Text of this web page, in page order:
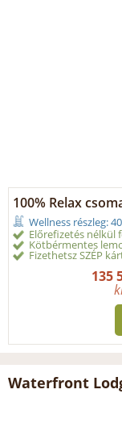
100% Relax
Wellness részleg:
Előrefizetés nélkül
Kötbérmentes
Fizethetsz SZÉP
135
Waterfront